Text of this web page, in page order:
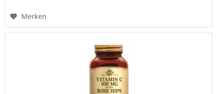
Merken